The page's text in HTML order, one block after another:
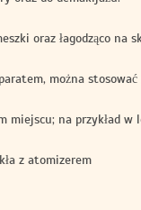
oraz łagodząco na
można
miejscu; na przykład w
z atomizerem